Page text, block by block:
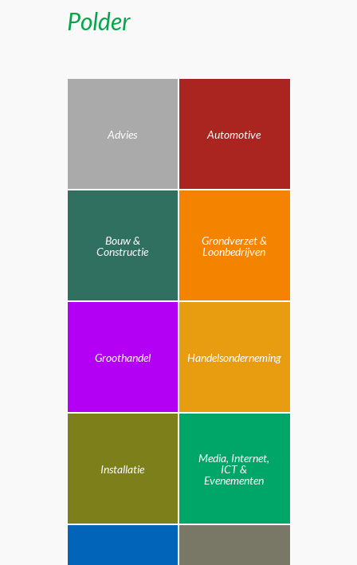
Polder
Advies Automotive
Bouw &
Constructie
Grondverzet &
Loonbedrijven
Groothandel Handelsonderneming
Installatie
Media, Internet,
ICT &
Evenementen